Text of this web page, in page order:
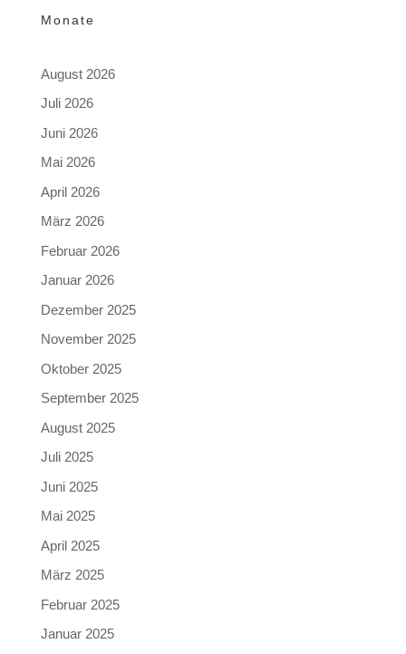
Monate
August 2026
Juli 2026
Juni 2026
Mai 2026
April 2026
März 2026
Februar 2026
Januar 2026
Dezember 2025
November 2025
Oktober 2025
September 2025
August 2025
Juli 2025
Juni 2025
Mai 2025
April 2025
März 2025
Februar 2025
Januar 2025